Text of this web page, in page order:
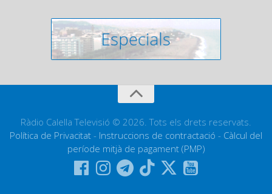
Ràdio Calella Televisió © 2026. Tots els drets reservats.
Política de Privacitat - Instruccions de contractació - Càlcul del
període mitjà de pagament (PMP)